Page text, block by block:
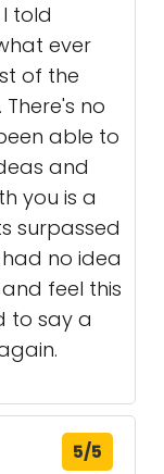
told
ever
of the
There's no
able to
and
you is a
surpassed
no idea
feel this
to say a
5/5